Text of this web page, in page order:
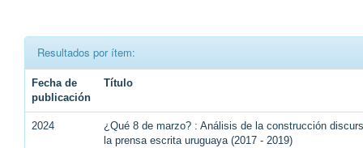
Resultados por ítem:
Fecha de
publicación
Título
2024
¿Qué 8 de marzo? : Análisis de la construcción
la prensa escrita uruguaya (2017 - 2019)